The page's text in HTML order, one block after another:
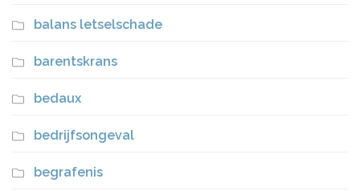
balans letselschade
barentskrans
bedaux
bedrijfsongeval
begrafenis